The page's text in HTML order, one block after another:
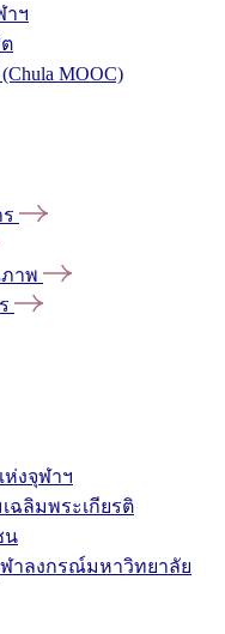
าฯ
MOOC)
าพ
งจุฬาฯ
ฉลิมพระเกียรติ
น
าลงกรณ์มหาวิทยาลัย